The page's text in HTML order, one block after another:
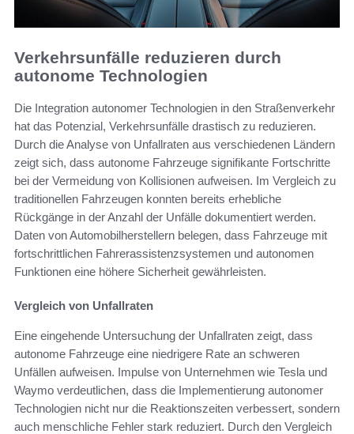
Verkehrsunfälle reduzieren durch
autonome Technologien
Die Integration autonomer Technologien in den Straßenverkehr
hat das Potenzial, Verkehrsunfälle drastisch zu reduzieren.
Durch die Analyse von Unfallraten aus verschiedenen Ländern
zeigt sich, dass autonome Fahrzeuge signifikante Fortschritte
bei der Vermeidung von Kollisionen aufweisen. Im Vergleich zu
traditionellen Fahrzeugen konnten bereits erhebliche
Rückgänge in der Anzahl der Unfälle dokumentiert werden.
Daten von Automobilherstellern belegen, dass Fahrzeuge mit
fortschrittlichen Fahrerassistenzsystemen und autonomen
Funktionen eine höhere Sicherheit gewährleisten.
Vergleich von Unfallraten
Eine eingehende Untersuchung der Unfallraten zeigt, dass
autonome Fahrzeuge eine niedrigere Rate an schweren
Unfällen aufweisen. Impulse von Unternehmen wie Tesla und
Waymo verdeutlichen, dass die Implementierung autonomer
Technologien nicht nur die Reaktionszeiten verbessert, sondern
auch menschliche Fehler stark reduziert. Durch den Vergleich